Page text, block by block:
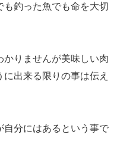
釣った魚でも命を大切
りませんが美味しい肉
出来る限りの事は伝え
自分にはあるという事で